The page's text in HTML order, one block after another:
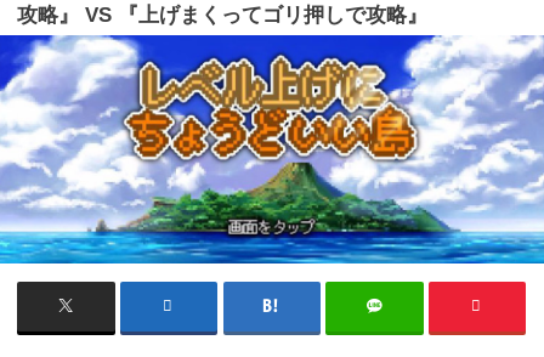
攻略』 VS 『上げまくってゴリ押しで攻略』